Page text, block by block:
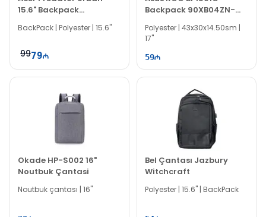
15.6" Backpack
GP.BAG11.027
BackPack | Polyester | 15.6"
9979
Backpack 90XB04ZN-
Polyester | 43x30x14.50sm |
17"
59
Okade HP-S002 16"
Noutbuk Çantasi
Noutbuk çantası | 16"
Bel Çantası Jazbury
Witchcraft
Polyester | 15.6" | BackPack